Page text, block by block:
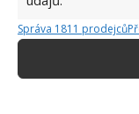
Správa 1811 prodejců
obsah na nich,
cedulky, ozdoby
stylu anebo